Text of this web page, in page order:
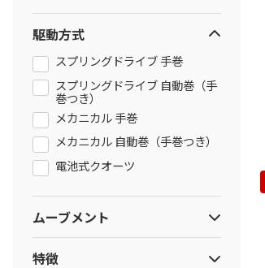
駆動方式
スプリングドライブ 手巻
スプリングドライブ 自動巻（手
巻つき）
メカニカル 手巻
メカニカル 自動巻（手巻つき）
電池式クオーツ
ムーブメント
4J51
9RB1
特徴